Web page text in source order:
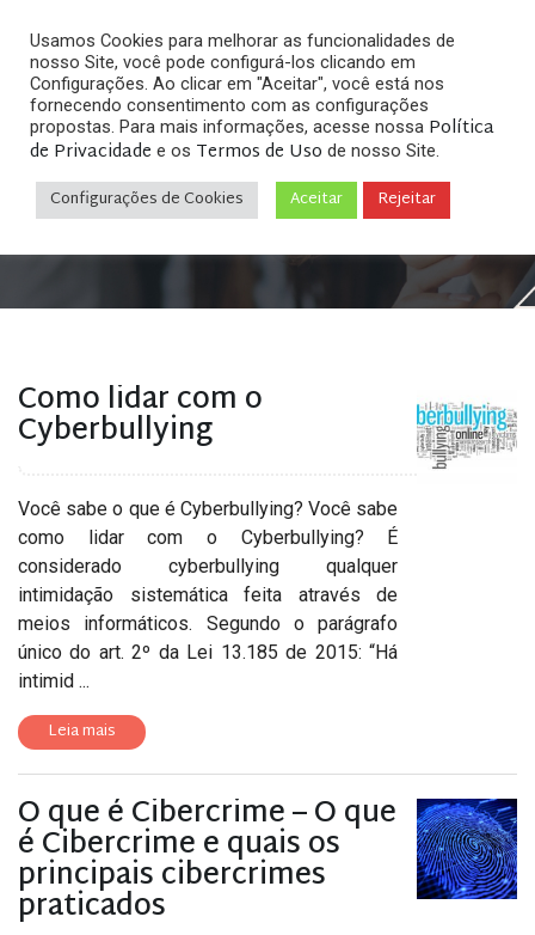
Arquivos
Home»Posts tagged "cyberbullying"
Como lidar com o
Cyberbullying
Você sabe o que é Cyberbullying? Você sabe
como lidar com o Cyberbullying? É
considerado cyberbullying qualquer
intimidação sistemática feita através de
meios informáticos. Segundo o parágrafo
único do art. 2º da Lei 13.185 de 2015: “Há
intimid ...
Leia mais
O que é Cibercrime – O que
é Cibercrime e quais os
principais cibercrimes
praticados
Usamos Cookies para melhorar as funcionalidades de
nosso Site, você pode configurá-los clicando em
Configurações. Ao clicar em "Aceitar", você está nos
fornecendo consentimento com as configurações
propostas. Para mais informações, acesse nossa Política
de Privacidade e os Termos de Uso de nosso Site.
Configurações de Cookies Aceitar Rejeitar